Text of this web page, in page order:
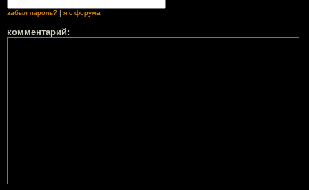
забыл пароль? | я с форума
комментарий: